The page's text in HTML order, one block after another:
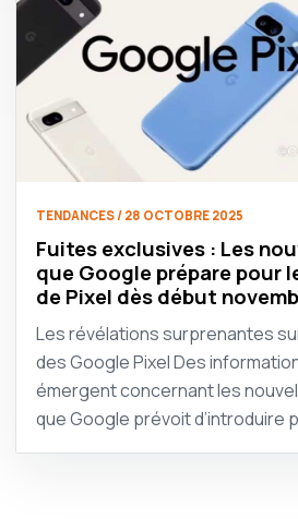
TENDANCES / 28 OCTOBRE 2025
Fuites exclusives : Les
que Google prépare pour
de Pixel dès début
Les révélations surprenantes
des Google Pixel Des
émergent concernant les
que Google prévoit d’introduire